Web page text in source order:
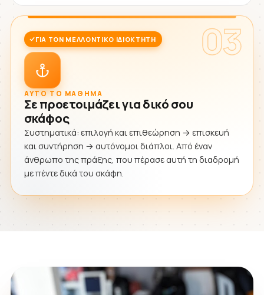
03
ΓΙΑ ΤΟΝ ΜΕΛΛΟΝΤΙΚΌ ΙΔΙΟΚΤΉΤΗ
ΑΥΤΌ ΤΟ ΜΆΘΗΜΑ
Σε προετοιμάζει για δικό σου
σκάφος
Συστηματικά: επιλογή και επιθεώρηση → επισκευή
και συντήρηση → αυτόνομοι διάπλοι. Από έναν
άνθρωπο της πράξης, που πέρασε αυτή τη διαδρομή
με πέντε δικά του σκάφη.